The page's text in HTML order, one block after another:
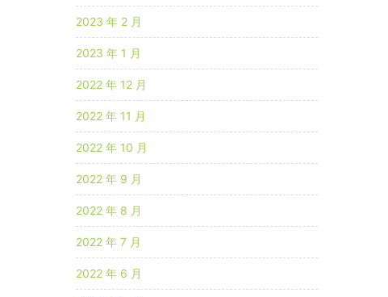
2023 年 2 月
2023 年 1 月
2022 年 12 月
2022 年 11 月
2022 年 10 月
2022 年 9 月
2022 年 8 月
2022 年 7 月
2022 年 6 月